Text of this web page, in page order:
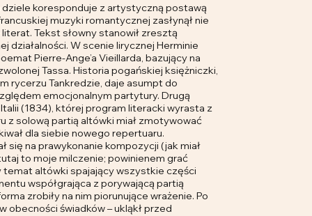
koresponduje z artystyczną postawą
muzyki romantycznej zasłynął nie
Tekst słowny stanowił zresztą
działalności. W scenie lirycznej Herminie
Pierre-Ange’a Vieillarda, bazujący na
Tassa. Historia pogańskiej księżniczki,
rycerzu Tankredzie, daje asumpt do
emocjonalnym partytury. Drugą
(1834), której program literacki wyrasta z
z solową partią altówki miał zmotywować
dla siebie nowego repertuaru.
na prawykonanie kompozycji (jak miał
to moje milczenie; powinienem grać
temat altówki spajający wszystkie części
współgrająca z porywającą partią
zrobiły na nim piorunujące wrażenie. Po
obecności świadków – ukląkł przed